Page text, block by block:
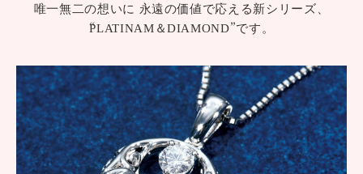
唯一無二の想いに 永遠の価値で応える新シリーズ、
“PLATINAM＆DIAMOND”です。